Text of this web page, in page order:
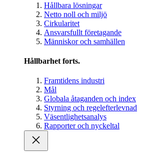
Hållbara lösningar
Netto noll och miljö
Cirkularitet
Ansvarsfullt företagande
Människor och samhällen
Hållbarhet forts.
Framtidens industri
Mål
Globala åtaganden och index
Styrning och regelefterlevnad
Väsentlighetsanalys
Rapporter och nyckeltal